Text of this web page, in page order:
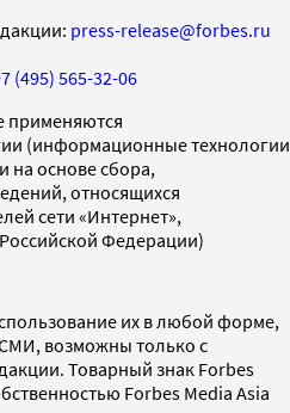
press-release@forbes.ru
(495) 565-32-06
применяются
(информационные технологии
на основе сбора,
относящихся
сети «Интернет»,
Федерации)
их в любой форме,
возможны только с
Товарный знак Forbes
Forbes Media Asia